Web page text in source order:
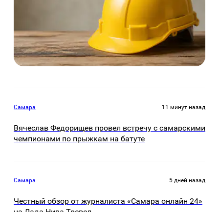
Самара 11 минут назад
Вячеслав Федорищев провел встречу с самарскими
чемпионами по прыжкам на батуте
Самара 5 дней назад
Честный обзор от журналиста «Самара онлайн 24»